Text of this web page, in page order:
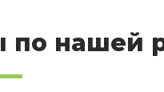
по нашей